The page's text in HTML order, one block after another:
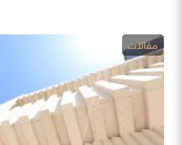
مقالات